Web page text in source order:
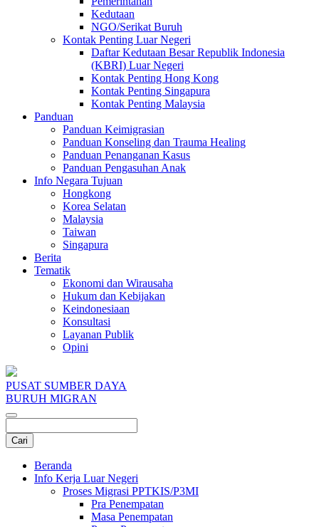
Kedutaan
NGO/Serikat Buruh
Kontak Penting Luar Negeri
Daftar Kedutaan Besar Republik Indonesia
(KBRI) Luar Negeri
Kontak Penting Hong Kong
Kontak Penting Singapura
Kontak Penting Malaysia
Panduan
Panduan Keimigrasian
Panduan Konseling dan Trauma Healing
Panduan Penanganan Kasus
Panduan Pengasuhan Anak
Info Negara Tujuan
Hongkong
Korea Selatan
Malaysia
Taiwan
Singapura
Berita
Tematik
Ekonomi dan Wirausaha
Hukum dan Kebijakan
Keindonesiaan
Konsultasi
Layanan Publik
Opini
PUSAT SUMBER DAYA
BURUH MIGRAN
Beranda
Info Kerja Luar Negeri
Proses Migrasi PPTKIS/P3MI
Pra Penempatan
Masa Penempatan